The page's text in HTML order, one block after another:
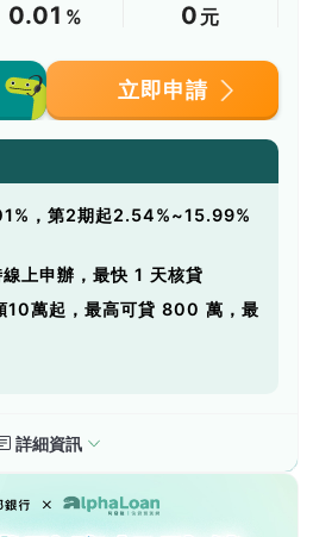
0.01 % 0 元
立即申請
，第2期起2.54%~15.99%
上申辦，最快 1 天核貸
10萬起，最高可貸 800 萬，最
詳細資訊